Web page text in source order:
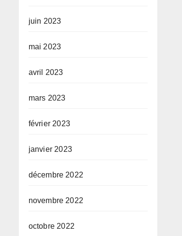
juin 2023
mai 2023
avril 2023
mars 2023
février 2023
janvier 2023
décembre 2022
novembre 2022
octobre 2022